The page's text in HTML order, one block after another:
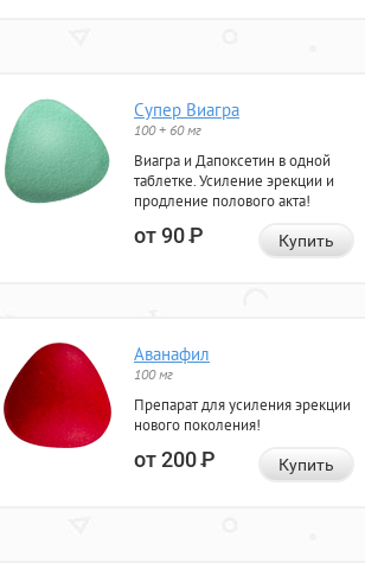
Супер Виагра
100 + 60 мг
Виагра и Дапоксетин в одной
таблетке. Усиление эрекции и
продление полового акта!
от 90Р Купить
Аванафил
100 мг
Препарат для усиления эрекции
нового поколения!
от 200Р Купить